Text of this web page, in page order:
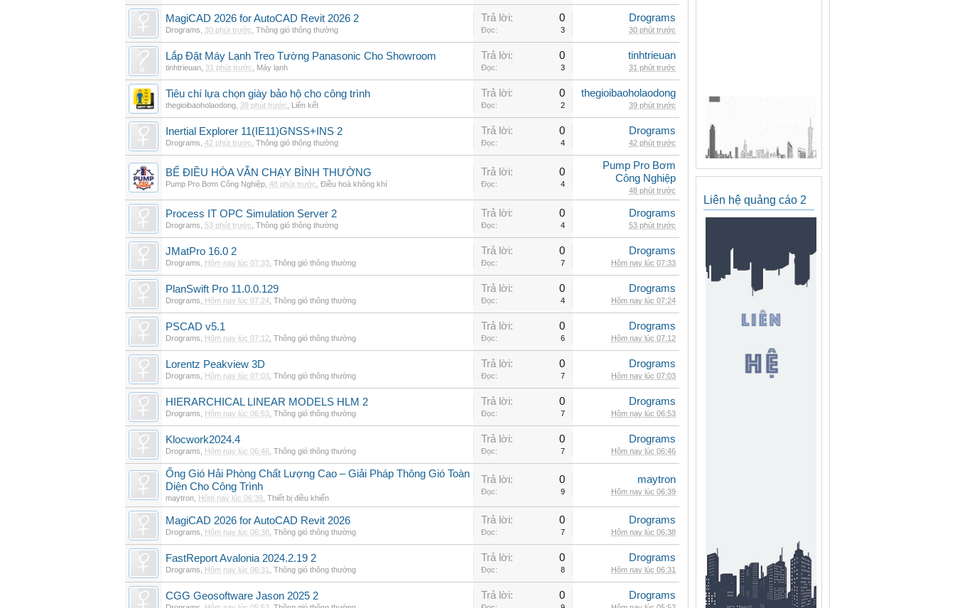
MagiCAD 2026 for AutoCAD Revit 2026 2
Drograms 30 phút trước Thông gió thông thường
Trả lời: 0
Đọc: 3
Drograms
30 phút trước
Lắp Đặt Máy Lạnh Treo Tường Panasonic Cho Showroom
tinhtrieuan 31 phút trước Máy lạnh
Trả lời: 0
Đọc: 3
tinhtrieuan
31 phút trước
Tiêu chí lựa chọn giày bảo hộ cho công trình
thegioibaoholaodong 39 phút trước Liên kết
Trả lời: 0
Đọc: 2
thegioibaoholaodong
39 phút trước
Inertial Explorer 11(IE11)GNSS+INS 2
Drograms 42 phút trước Thông gió thông thường
Trả lời: 0
Đọc: 4
Drograms
42 phút trước
BỂ ĐIỀU HÒA VẪN CHẠY BÌNH THƯỜNG
Pump Pro Bơm Công Nghiệp 48 phút trước Điều hoà không khí
Trả lời: 0
Đọc: 4
Pump Pro Bơm
Công Nghiệp
48 phút trước
Process IT OPC Simulation Server 2
Drograms 53 phút trước Thông gió thông thường
Trả lời: 0
Đọc: 4
Drograms
53 phút trước
JMatPro 16.0 2
Drograms Hôm nay lúc 07:33 Thông gió thông thường
Trả lời: 0
Đọc: 7
Drograms
Hôm nay lúc 07:33
PlanSwift Pro 11.0.0.129
Drograms Hôm nay lúc 07:24 Thông gió thông thường
Trả lời: 0
Đọc: 4
Drograms
Hôm nay lúc 07:24
PSCAD v5.1
Drograms Hôm nay lúc 07:12 Thông gió thông thường
Trả lời: 0
Đọc: 6
Drograms
Hôm nay lúc 07:12
Lorentz Peakview 3D
Drograms Hôm nay lúc 07:03 Thông gió thông thường
Trả lời: 0
Đọc: 7
Drograms
Hôm nay lúc 07:03
HIERARCHICAL LINEAR MODELS HLM 2
Drograms Hôm nay lúc 06:53 Thông gió thông thường
Trả lời: 0
Đọc: 7
Drograms
Hôm nay lúc 06:53
Klocwork2024.4
Drograms Hôm nay lúc 06:46 Thông gió thông thường
Trả lời: 0
Đọc: 7
Drograms
Hôm nay lúc 06:46
Ống Gió Hải Phòng Chất Lượng Cao – Giải Pháp Thông Gió Toàn
Diện Cho Công Trình
maytron Hôm nay lúc 06:39 Thiết bị điều khiển
Trả lời: 0
Đọc: 9
maytron
Hôm nay lúc 06:39
MagiCAD 2026 for AutoCAD Revit 2026
Drograms Hôm nay lúc 06:38 Thông gió thông thường
Trả lời: 0
Đọc: 7
Drograms
Hôm nay lúc 06:38
FastReport Avalonia 2024.2.19 2
Drograms Hôm nay lúc 06:31 Thông gió thông thường
Trả lời: 0
Đọc: 8
Drograms
Hôm nay lúc 06:31
CGG Geosoftware Jason 2025 2 Trả lời: 0 Drograms
Liên hệ quảng cáo 2